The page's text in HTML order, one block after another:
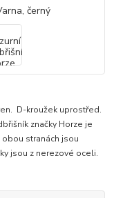
D-kroužek uprostřed.
značky Horze je
stranách jsou
jsou z nerezové oceli.